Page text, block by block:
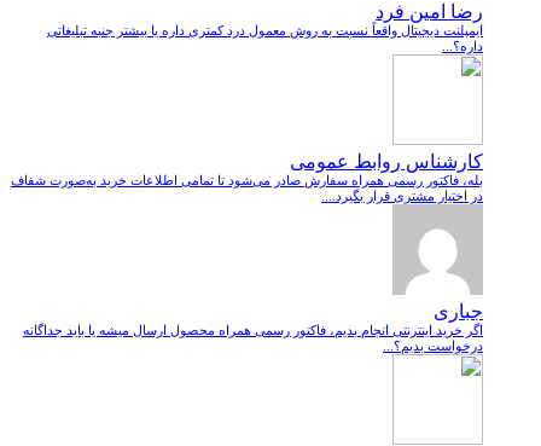
رضا امین فرد
ایمپلنت دیجیتال واقعاً نسبت به روش معمول درد کمتری داره یا بیشتر جنبه تبلیغاتی
داره؟...
کارشناس روابط عمومی
بله، فاکتور رسمی همراه سفارش صادر می‌شود تا تمامی اطلاعات خرید به‌صورت شفاف
در اختیار مشتری قرار بگیرد....
جباری
اگر خرید اینترنتی انجام بدیم، فاکتور رسمی همراه محصول ارسال میشه یا باید جداگانه
درخواست بدیم؟...